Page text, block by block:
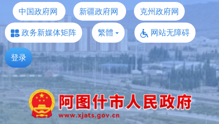
中国政府网 新疆政府网
克州政府网
政务新媒体矩阵
繁體 网站无障碍
登录